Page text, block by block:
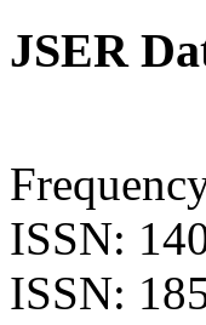
JSER
ISSN:
ISSN: